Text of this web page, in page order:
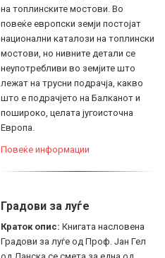
на топлинските мостови. Во
повеќе европски земји постојат
национални каталози на топлински
мостови, но нивните детали се
неупотребливи во земјите што
лежат на трусни подрачја, какво
што е подрачјето на Балканот и
пошироко, целата југоисточна
Европа.
Повеќе информации
Градови за луѓе
Краток опис: Книгата насловена
Градови за луѓе од Проф. Јан Гел